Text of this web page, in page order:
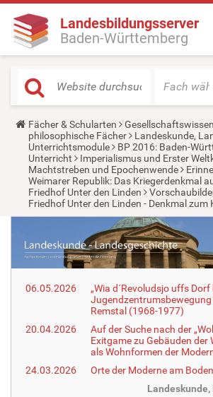
Landesbildungsserver
Baden-Württemberg
Fach
Y
o
u
a
r
e
h
e
r
Fächer & Schularten
philosophische Fächer
Landeskunde,
Unterrichtsmodule
BP 2016: Baden-
Unterricht
Imperialismus und Erster
Machtstreben und Epochenwende
Weimarer Republik: Das Kriegerdenkmal
Friedhof Unter den Linden
Friedhof Unter den Linden - Denkmal zum
06.05.2026
„Wia d´Revoludsjo uffs
Remstal (1968-1977)
20.04.2026
Auf der Suche nach der
Exitgame zu Gebäuden der
als Wohnformen der
24.03.2026
Orte der Moderne am